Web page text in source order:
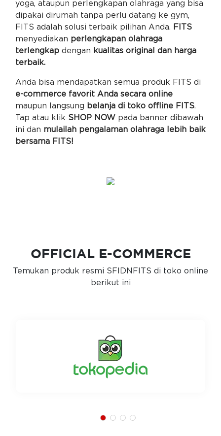
yoga, ataupun perlengkapan olahraga yang bisa
dipakai dirumah tanpa perlu datang ke gym,
FITS adalah solusi terbaik pilihan Anda. FITS
menyediakan perlengkapan olahraga
terlengkapdengan kualitas original dan harga
terbaik.
Anda bisa mendapatkan semua produk FITS di
e-commerce favorit Anda secara online
maupun langsung belanja di toko offline FITS.
Tap atau klik SHOP NOW pada banner dibawah
ini dan mulailah pengalaman olahraga lebih baik
bersama FITS!
OFFICIAL E-COMMERCE
Temukan produk resmi SFIDNFITS di toko online
berikut ini